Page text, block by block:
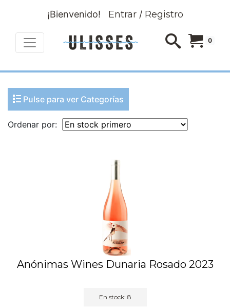
¡Bienvenido! Entrar/ Registro
0
Pulse para ver Categorías
Ordenar por:
Anónimas Wines Dunaria Rosado 2023
En stock: 8